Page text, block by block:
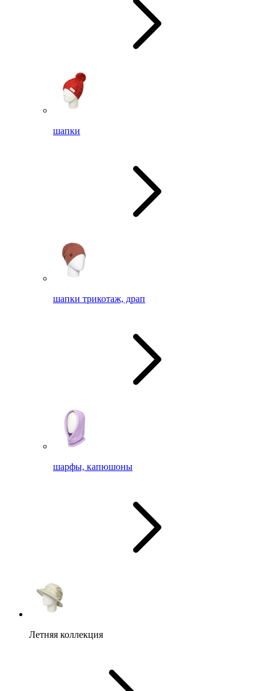
шапки
шапки трикотаж, драп
шарфы, капюшоны
Летняя коллекция